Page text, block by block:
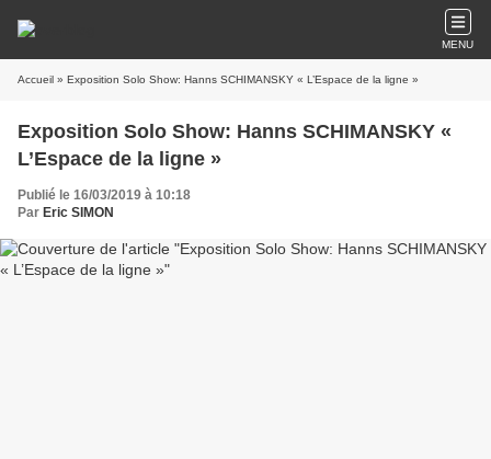
MENU
Accueil » Exposition Solo Show: Hanns SCHIMANSKY « L’Espace de la ligne »
Exposition Solo Show: Hanns SCHIMANSKY «
L’Espace de la ligne »
Publié le 16/03/2019 à 10:18
Par Eric SIMON